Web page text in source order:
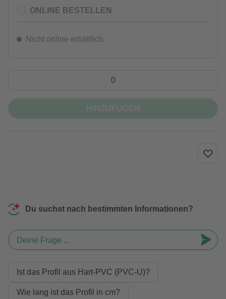
ONLINE BESTELLEN
Nicht online erhältlich
Du suchst nach bestimmten Informationen?
Deine Frage ...
Ist das Profil aus Hart-PVC (PVC-U)?
Wie lang ist das Profil in cm?